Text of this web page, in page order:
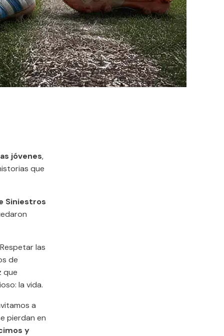
jóvenes,
que
Siniestros
las
de
que
la vida.
a
pierdan en
y